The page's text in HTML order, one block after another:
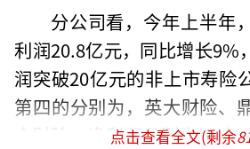
分公司看，今年上半年
利润20.8亿元，同比增长9%
润突破20亿元的非上市寿险
第四的分别为，英大财险、
合财险，净利润分别为7.8亿
点击查看全文(剩余